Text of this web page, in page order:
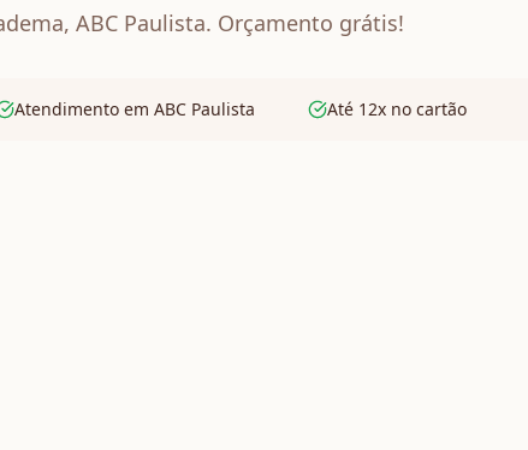
ABC Paulista. Orçamento grátis!
Atendimento em ABC Paulista Até 12x no cartão